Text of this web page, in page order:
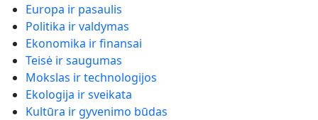
Europa ir pasaulis
Politika ir valdymas
Ekonomika ir finansai
Teisė ir saugumas
Mokslas ir technologijos
Ekologija ir sveikata
Kultūra ir gyvenimo būdas